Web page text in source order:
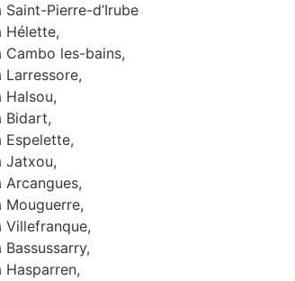
Pierre-d’Irube
Hélette,
les-bains,
Bidart,
Jatxou,